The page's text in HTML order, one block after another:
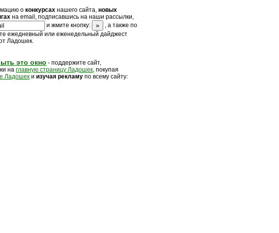
о конкурсах нашего сайта, новых
на email, подписавшись на наши рассылки,
и жмите кнопку:
, а также по
ежедневный или еженедельный дайджест
Ладошек.
это окно - поддержите сайт,
на главную страницу Ладошек, покупая
Ладошек и изучая рекламу по всему сайту: